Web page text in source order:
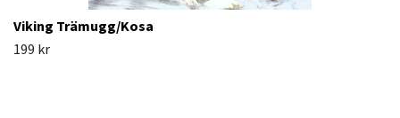
Viking Trämugg/Kosa
199 kr